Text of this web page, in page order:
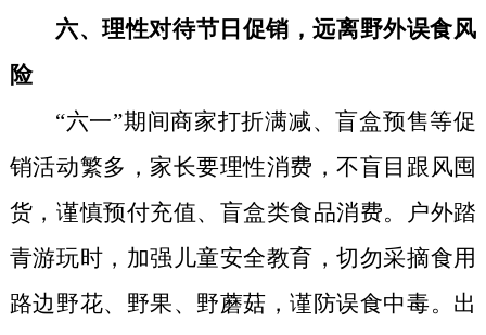
六、理性对待节日促销，远离野外误食风
险
“六一”期间商家打折满减、盲盒预售等促
销活动繁多，家长要理性消费，不盲目跟风囤
货，谨慎预付充值、盲盒类食品消费。户外踏
青游玩时，加强儿童安全教育，切勿采摘食用
路边野花、野果、野蘑菇，谨防误食中毒。出